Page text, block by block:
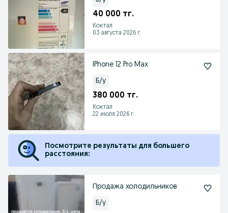
40 000 тг.
Коктал
03 августа 2026 г.
IPhone 12 Pro Max
Б/у
380 000 тг.
Коктал
22 июля 2026 г.
Посмотрите результаты для большего
расстояния:
Продажа холодильников
Б/у